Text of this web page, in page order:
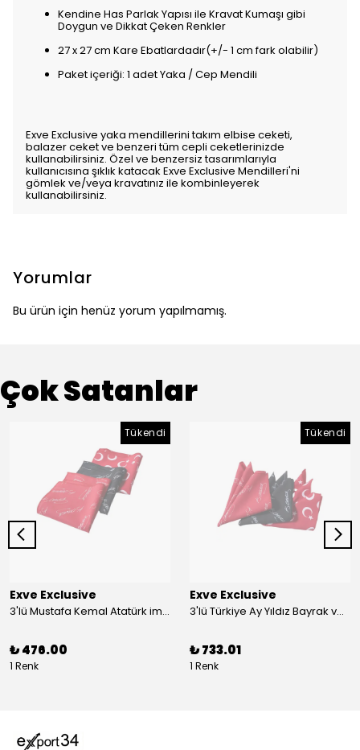
Kendine Has Parlak Yapısı ile Kravat Kumaşı gibi
Doygun ve Dikkat Çeken Renkler
27 x 27 cm Kare Ebatlardadır(+/- 1 cm fark olabilir)
Paket içeriği: 1 adet Yaka / Cep Mendili
Exve Exclusive yaka mendillerini takım elbise ceketi,
balazer ceket ve benzeri tüm cepli ceketlerinizde
kullanabilirsiniz. Özel ve benzersiz tasarımlarıyla
kullanıcısına şıklık katacak Exve Exclusive Mendilleri'ni
gömlek ve/veya kravatınız ile kombinleyerek
kullanabilirsiniz.
Yorumlar
Bu ürün için henüz yorum yapılmamış.
Çok Satanlar
Tükendi
Exve Exclusive
3'lü Mustafa Kemal Atatürk imzalı ve Türkiye Ay Yıldız Bayraklı Kadın Fular Seti
₺ 476.00
1 Renk
Tükendi
Exve Exclusive
3'lü Türkiye Ay Yıldız Bayrak ve Mustafa Kemal Atatürk imzalı Kırmızı Siyah Yaka Mendili Seti
₺ 733.01
1 Renk